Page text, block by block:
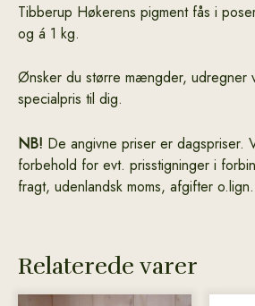
Tibberup Høkerens pigment fås i
og á 1 kg.
Ønsker du større mængder, udregner
specialpris til dig.
NB! De angivne priser er dagspriser.
forbehold for evt. prisstigninger i
fragt, udenlandsk moms, afgifter o.lign.
Relaterede varer